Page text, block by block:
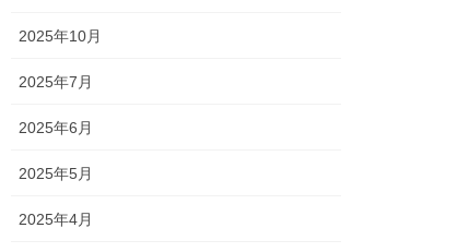
2025年10月
2025年7月
2025年6月
2025年5月
2025年4月